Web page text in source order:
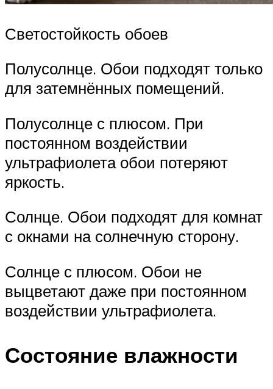
Светостойкость обоев
Полусолнце. Обои подходят только
для затемнённых помещений.
Полусолнце с плюсом. При
постоянном воздействии
ультрафиолета обои потеряют
яркость.
Солнце. Обои подходят для комнат
с окнами на солнечную сторону.
Солнце с плюсом. Обои не
выцветают даже при постоянном
воздействии ультрафиолета.
Состояние влажности